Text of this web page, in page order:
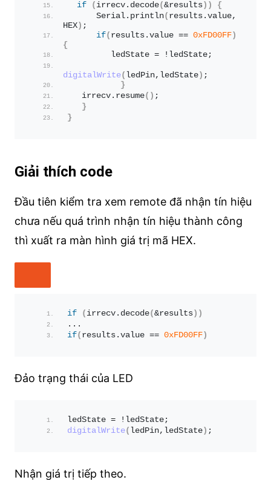
if
( irrecv. decode(&results))
{
      Serial.
println( results. value,
HEX) ;
if( results. value == 0xFD00FF)
{
         ledState = !ledState;
digitalWrite( ledPin,ledState) ;
}
   irrecv.
resume() ;
}
}
Giải thích code
Đầu tiên kiểm tra xem remote đã nhận tín hiệu
chưa nếu quá trình nhận tín hiệu thành công
thì xuất ra màn hình giá trị mã HEX.
if ( irrecv. decode(&results))
...
if( results. value == 0xFD00FF)
Đảo trạng thái của LED
ledState = !ledState;
digitalWrite( ledPin,ledState) ;
Nhận giá trị tiếp theo.